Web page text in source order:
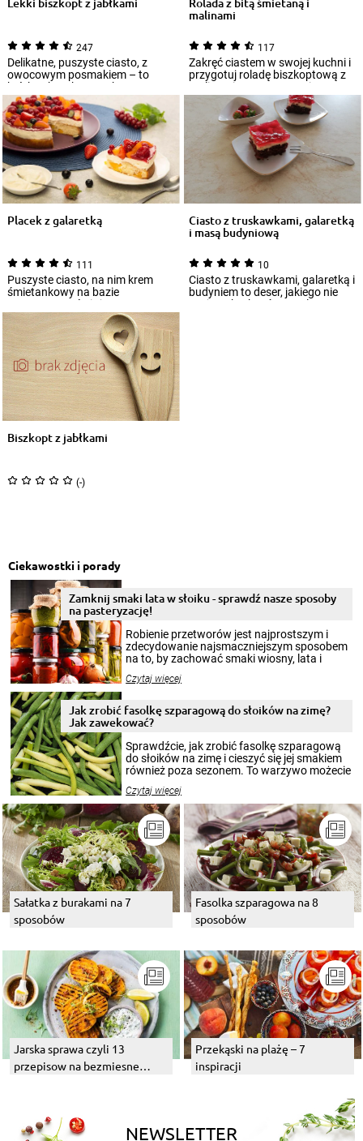
247
Delikatne, puszyste ciasto, z
owocowym posmakiem – to
krótka charakterystyka
biszkoptu z jabłkami...
malinami
117
Zakręć ciastem w swojej kuchni i
przygotuj roladę biszkoptową z
malinami! To puszyste ciasto,
któ...
Placek z galaretką
111
Puszyste ciasto, na nim krem
śmietankowy na bazie
mascarpone, świeże owoce, a
całość wieńczy kolo...
Ciasto z truskawkami, galaretką
i masą budyniową
10
Ciasto z truskawkami, galaretką i
budyniem to deser, jakiego nie
może zabraknąć na stole w
Biszkopt z jabłkami
(-)
Ciekawostki i porady
Zamknij smaki lata w słoiku - sprawdź nasze sposoby
na pasteryzację!
Robienie przetworów jest najprostszym i
zdecydowanie najsmaczniejszym sposobem
na to, by zachować smaki wiosny, lata i
krajobrazów, by cieszyć nimi oko w sezonie
pełni poczuć atmosferę cieplejszych
miesięcy. Przygotowanie słoików ze
patenty, które pozwolą zachować świeżość
przetworów.
Czytaj więcej
Jak zrobić fasolkę szparagową do słoików na zimę?
Jak zawekować?
Sprawdźcie, jak zrobić fasolkę szparagową
do słoików na zimę i cieszyć się jej smakiem
również poza sezonem. To warzywo możecie
nasze propozycje!
Czytaj więcej
Sałatka z burakami na 7
sposobów
Fasolka szparagowa na 8
sposobów
Jarska sprawa czyli 13
przepisow na bezmiesne
Przekąski na plażę – 7
inspiracji
NEWSLETTER